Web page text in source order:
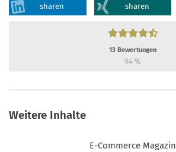
sharen sharen
13 Bewertungen
94 %
Weitere Inhalte
E-Commerce Magazin